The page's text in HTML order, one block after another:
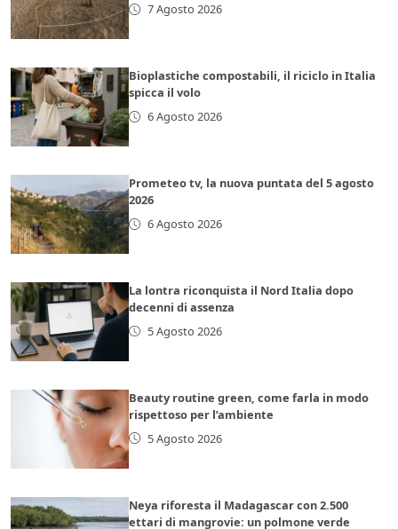
7 Agosto 2026
Bioplastiche compostabili, il riciclo in Italia
spicca il volo
6 Agosto 2026
Prometeo tv, la nuova puntata del 5 agosto
2026
6 Agosto 2026
La lontra riconquista il Nord Italia dopo
decenni di assenza
5 Agosto 2026
Beauty routine green, come farla in modo
rispettoso per l’ambiente
5 Agosto 2026
Neya riforesta il Madagascar con 2.500
ettari di mangrovie: un polmone verde